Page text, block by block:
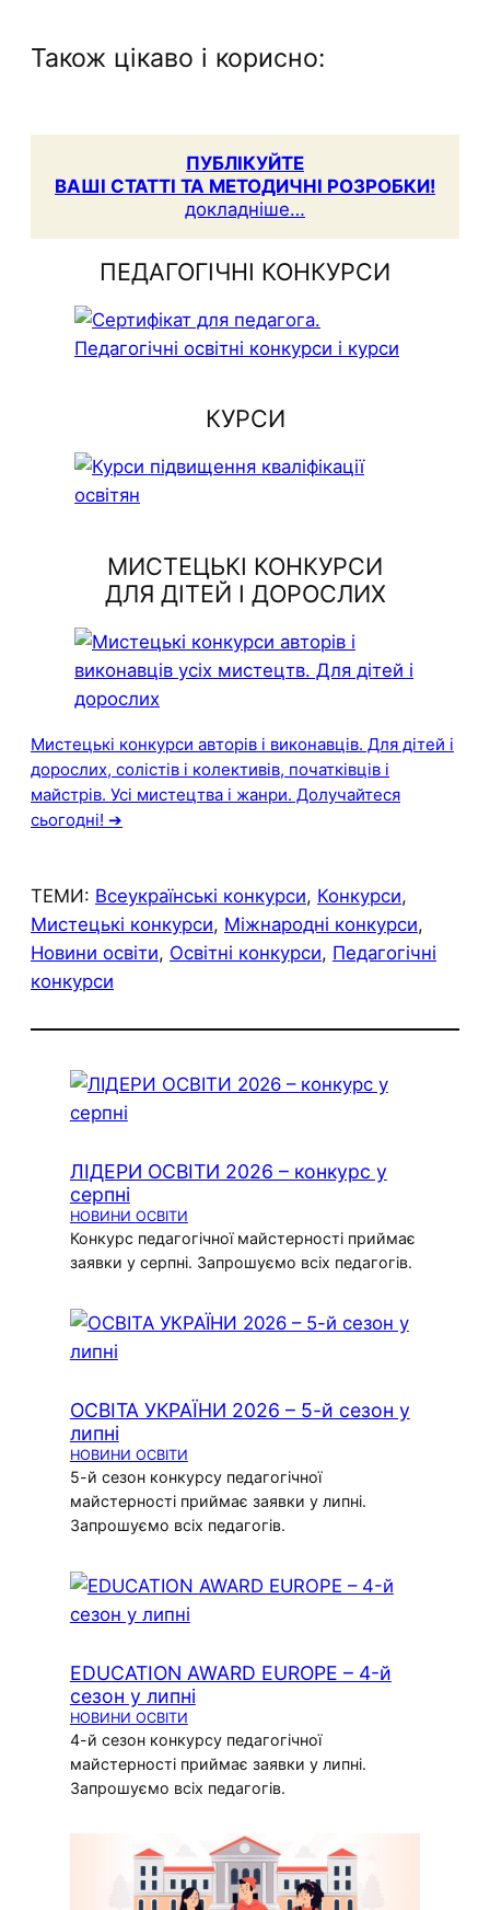
Також цікаво і корисно:
ПУБЛІКУЙТЕ
ВАШІ СТАТТІ ТА МЕТОДИЧНІ РОЗРОБКИ!
докладніше…
ПЕДАГОГІЧНІ КОНКУРСИ
КУРСИ
МИСТЕЦЬКІ КОНКУРСИ
ДЛЯ ДІТЕЙ І ДОРОСЛИХ
Мистецькі конкурси авторів і виконавців. Для дітей і
дорослих, солістів і колективів, початківців і
майстрів. Усі мистецтва і жанри. Долучайтеся
сьогодні! ➔
ТЕМИ: Всеукраїнські конкурси, Конкурси
Мистецькі конкурси, Міжнародні конкурси
Новини освіти, Освітні конкурси, Педагогічні
конкурси
ЛІДЕРИ ОСВІТИ 2026 – конкурс у
серпні
НОВИНИ ОСВІТИ
Конкурс педагогічної майстерності приймає
заявки у серпні. Запрошуємо всіх педагогів.
ОСВІТА УКРАЇНИ 2026 – 5-й сезон у
липні
НОВИНИ ОСВІТИ
5-й сезон конкурсу педагогічної
майстерності приймає заявки у липні.
Запрошуємо всіх педагогів.
EDUCATION AWARD EUROPE – 4-й
сезон у липні
НОВИНИ ОСВІТИ
4-й сезон конкурсу педагогічної
майстерності приймає заявки у липні.
Запрошуємо всіх педагогів.